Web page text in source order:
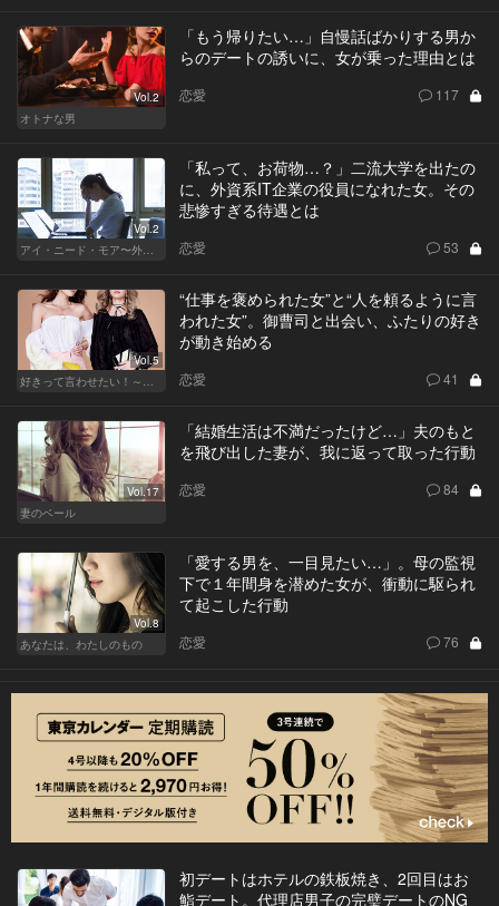
Vol.2
オトナな男
「もう帰りたい…」自慢話ばかりする男か
らのデートの誘いに、女が乗った理由とは
恋愛 117
Vol.2
アイ・ニード・モア〜外資系オンナの欲望〜
「私って、お荷物…？」二流大学を出たの
に、外資系IT企業の役員になれた女。その
悲惨すぎる待遇とは
恋愛 53
Vol.5
好きって言わせたい！～正反対のふたり～
“仕事を褒められた女”と“人を頼るように言
われた女”。御曹司と出会い、ふたりの好き
が動き始める
恋愛 41
Vol.17
妻のベール
「結婚生活は不満だったけど…」夫のもと
を飛び出した妻が、我に返って取った行動
恋愛 84
Vol.8
あなたは、わたしのもの
「愛する男を、一目見たい…」。母の監視
下で１年間身を潜めた女が、衝動に駆られ
て起こした行動
恋愛 76
初デートはホテルの鉄板焼き、2回目はお
鮨デート。代理店男子の完璧デートのNG